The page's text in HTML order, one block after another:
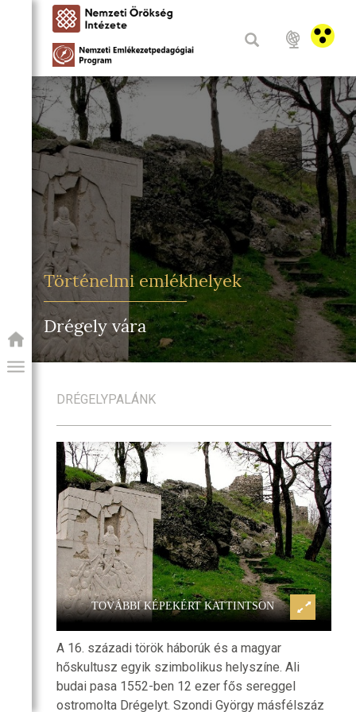
PROGRAM
Történelmi emlékhelyek
Drégely vára
DRÉGELYPALÁNK
TOVÁBBI KÉPEKÉRT KATTINTSON
Drégely vára
A 16. századi török háborúk és a magyar
hőskultusz egyik szimbolikus helyszíne. Ali
budai pasa 1552-ben 12 ezer fős sereggel
ostromolta Drégelyt. Szondi György másfélszáz